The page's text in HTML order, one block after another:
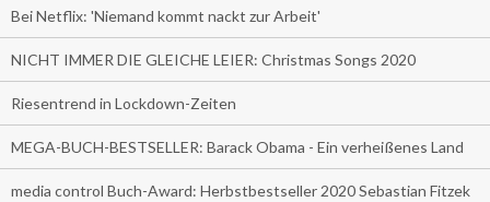
Bei Netflix: 'Niemand kommt nackt zur Arbeit'
NICHT IMMER DIE GLEICHE LEIER: Christmas Songs 2020
Riesentrend in Lockdown-Zeiten
MEGA-BUCH-BESTSELLER: Barack Obama - Ein verheißenes Land
media control Buch-Award: Herbstbestseller 2020 Sebastian Fitzek